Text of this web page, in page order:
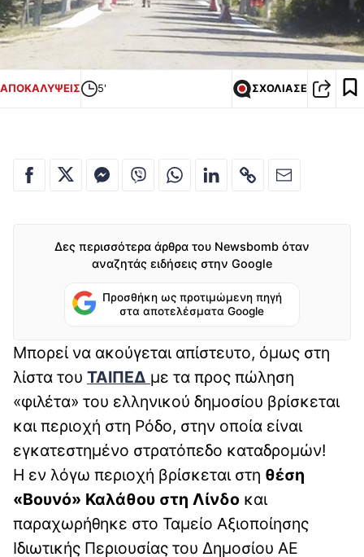
ΑΠΟΚΑΛΥΨΕΙΣ 5' ΣΧΟΛΙΑΣΕ
Δες περισσότερα άρθρα του Newsbomb όταν
αναζητάς ειδήσεις στην Google
Προσθήκη ως προτιμώμενη πηγή
στα αποτελέσματα Google
Μπορεί να ακούγεται απίστευτο, όμως στη
λίστα του ΤΑΙΠΕΔ με τα προς πώληση
«φιλέτα» του ελληνικού δημοσίου βρίσκεται
και περιοχή στη Ρόδο, στην οποία είναι
εγκατεστημένο στρατόπεδο καταδρομών!
Η εν λόγω περιοχή βρίσκεται στη θέση
«Βουνό» Καλάθου στη Λίνδο και
παραχωρήθηκε στο Ταμείο Αξιοποίησης
Ιδιωτικής Περιουσίας του Δημοσίου ΑΕ